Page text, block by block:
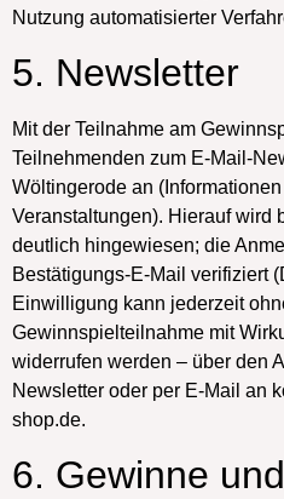
Nutzung automatisierter
5. Newsletter
Mit der Teilnahme am
Teilnehmenden zum E-Mail-
Wöltingerode an
Veranstaltungen). Hierauf wird
deutlich hingewiesen; die
Bestätigungs-E-Mail verifiziert
Einwilligung kann jederzeit
Gewinnspielteilnahme mit
widerrufen werden – über den
Newsletter oder per E-Mail an
shop.de.
6. Gewinne